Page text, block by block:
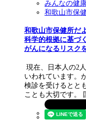
みんなの健
和歌山市保
和歌山市保健所だ
科学的根拠に基づ
がんになるリスク
現在、日本人の2
いわれています。
検診を受けるとと
ことも大切です。